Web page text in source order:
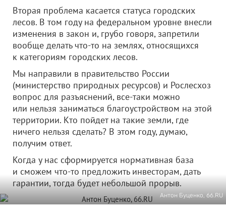
Вторая проблема касается статуса городских
лесов. В том году на федеральном уровне внесли
изменения в закон и, грубо говоря, запретили
вообще делать что-то на землях, относящихся
к категориям городских лесов.
Мы направили в правительство России
(министерство природных ресурсов) и Рослесхоз
вопрос для разъяснений, все-таки можно
или нельзя заниматься благоустройством на этой
территории. Кто пойдет на такие земли, где
ничего нельзя сделать? В этом году, думаю,
получим ответ.
Когда у нас сформируется нормативная база
и сможем что-то предложить инвесторам, дать
гарантии, тогда будет небольшой прорыв.
Антон Буценко, 66.RU